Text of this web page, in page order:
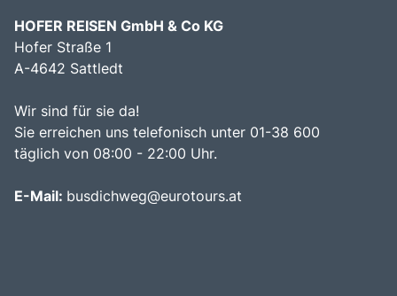
HOFER REISEN GmbH & Co KG
Hofer Straße 1
A-4642 Sattledt
Wir sind für sie da!
Sie erreichen uns telefonisch unter 01-38 600
täglich von 08:00 - 22:00 Uhr.
E-Mail: busdichweg@eurotours.at